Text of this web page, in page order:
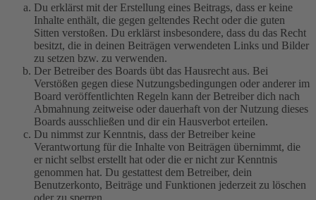
Du erklärst mit der Erstellung eines Beitrags, dass er keine
Inhalte enthält, die gegen geltendes Recht oder die guten
Sitten verstoßen. Du erklärst insbesondere, dass du das Recht
besitzt, die in deinen Beiträgen verwendeten Links und Bilder
zu setzen bzw. zu verwenden.
Der Betreiber des Boards übt das Hausrecht aus. Bei
Verstößen gegen diese Nutzungsbedingungen oder anderer im
Board veröffentlichten Regeln kann der Betreiber dich nach
Abmahnung zeitweise oder dauerhaft von der Nutzung dieses
Boards ausschließen und dir ein Hausverbot erteilen.
Du nimmst zur Kenntnis, dass der Betreiber keine
Verantwortung für die Inhalte von Beiträgen übernimmt, die
er nicht selbst erstellt hat oder die er nicht zur Kenntnis
genommen hat. Du gestattest dem Betreiber, dein
Benutzerkonto, Beiträge und Funktionen jederzeit zu löschen
oder zu sperren.